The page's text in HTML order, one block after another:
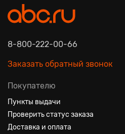
8-800-222-00-66
Заказать обратный звонок
Покупателю
Пункты выдачи
Проверить статус заказа
Доставка и оплата